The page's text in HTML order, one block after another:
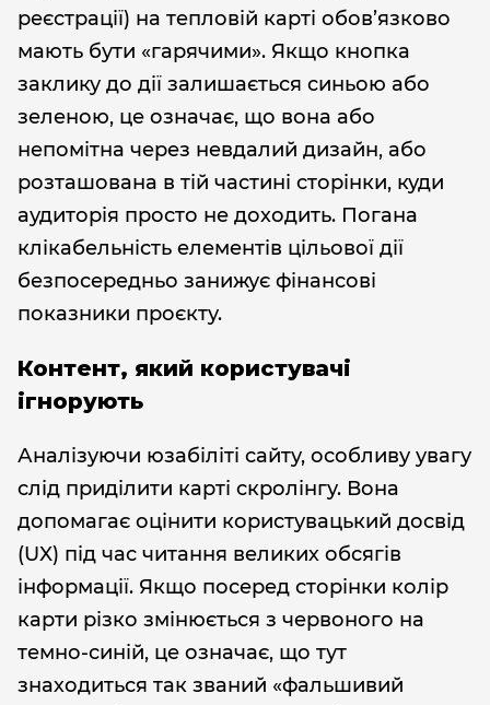
реєстрації) на тепловій карті обов’язково
мають бути «гарячими». Якщо кнопка
заклику до дії залишається синьою або
зеленою, це означає, що вона або
непомітна через невдалий дизайн, або
розташована в тій частині сторінки, куди
аудиторія просто не доходить. Погана
клікабельність елементів цільової дії
безпосередньо занижує фінансові
показники проєкту.
Контент, який користувачі
ігнорують
Аналізуючи юзабіліті сайту, особливу увагу
слід приділити карті скролінгу. Вона
допомагає оцінити користувацький досвід
(UX) під час читання великих обсягів
інформації. Якщо посеред сторінки колір
карти різко змінюється з червоного на
темно-синій, це означає, що тут
знаходиться так званий «фальшивий